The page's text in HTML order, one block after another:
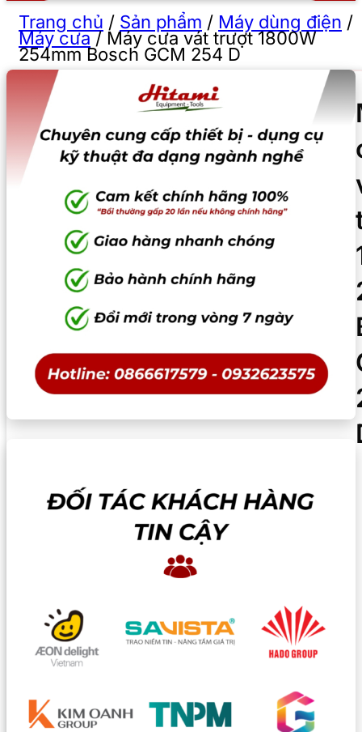
Trang chủ / Sản phẩm / Máy dùng điện /
Máy cưa/ Máy cưa vát trượt 1800W
254mm Bosch GCM 254 D